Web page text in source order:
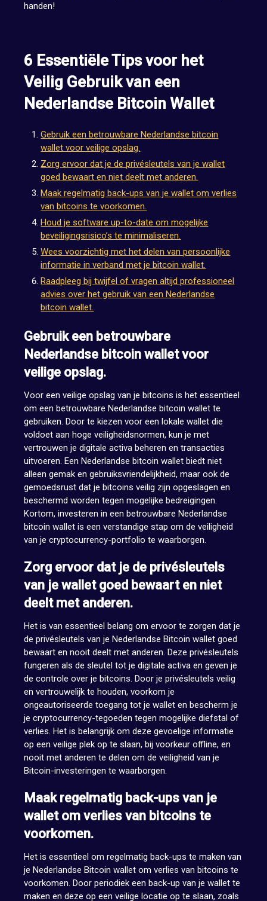
handen!
6 Essentiële Tips voor het
Veilig Gebruik van een
Nederlandse Bitcoin Wallet
Gebruik een betrouwbare Nederlandse bitcoin
wallet voor veilige opslag.
Zorg ervoor dat je de privésleutels van je wallet
goed bewaart en niet deelt met anderen.
Maak regelmatig back-ups van je wallet om verlies
van bitcoins te voorkomen.
Houd je software up-to-date om mogelijke
beveiligingsrisico’s te minimaliseren.
Wees voorzichtig met het delen van persoonlijke
informatie in verband met je bitcoin wallet.
Raadpleeg bij twijfel of vragen altijd professioneel
advies over het gebruik van een Nederlandse
bitcoin wallet.
Gebruik een betrouwbare
Nederlandse bitcoin wallet voor
veilige opslag.
Voor een veilige opslag van je bitcoins is het essentieel
om een betrouwbare Nederlandse bitcoin wallet te
gebruiken. Door te kiezen voor een lokale wallet die
voldoet aan hoge veiligheidsnormen, kun je met
vertrouwen je digitale activa beheren en transacties
uitvoeren. Een Nederlandse bitcoin wallet biedt niet
alleen gemak en gebruiksvriendelijkheid, maar ook de
gemoedsrust dat je bitcoins veilig zijn opgeslagen en
beschermd worden tegen mogelijke bedreigingen.
Kortom, investeren in een betrouwbare Nederlandse
bitcoin wallet is een verstandige stap om de veiligheid
van je cryptocurrency-portfolio te waarborgen.
Zorg ervoor dat je de privésleutels
van je wallet goed bewaart en niet
deelt met anderen.
Het is van essentieel belang om ervoor te zorgen dat je
de privésleutels van je Nederlandse Bitcoin wallet goed
bewaart en nooit deelt met anderen. Deze privésleutels
fungeren als de sleutel tot je digitale activa en geven je
de controle over je bitcoins. Door je privésleutels veilig
en vertrouwelijk te houden, voorkom je
ongeautoriseerde toegang tot je wallet en bescherm je
je cryptocurrency-tegoeden tegen mogelijke diefstal of
verlies. Het is belangrijk om deze gevoelige informatie
op een veilige plek op te slaan, bij voorkeur offline, en
nooit met anderen te delen om de veiligheid van je
Bitcoin-investeringen te waarborgen.
Maak regelmatig back-ups van je
wallet om verlies van bitcoins te
voorkomen.
Het is essentieel om regelmatig back-ups te maken van
je Nederlandse Bitcoin wallet om verlies van bitcoins te
voorkomen. Door periodiek een back-up van je wallet te
maken en deze op een veilige locatie op te slaan, zoals